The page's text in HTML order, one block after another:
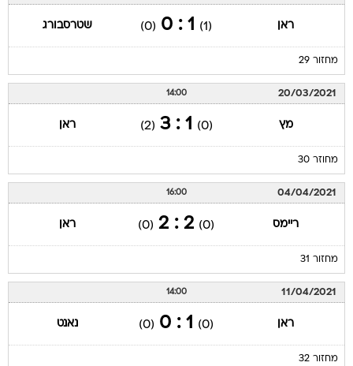
ראן (1)
1 : 0
(0) שטרסבורג
מחזור 29
20/03/2021
14:00
מץ (0)
1 : 3
(2) ראן
מחוזר 30
04/04/2021
16:00
ריימס (0)
2 : 2
(0) ראן
מחזור 31
11/04/2021
14:00
ראן (0)
1 : 0
(0) נאנט
מחזור 32